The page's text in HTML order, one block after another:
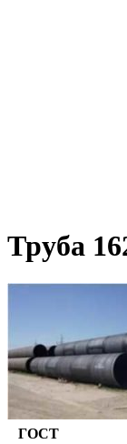
Труба
ГОСТ